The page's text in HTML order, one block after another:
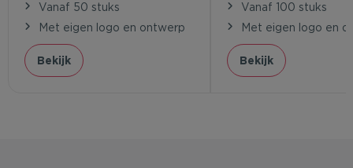
Vanaf 50 stuks
Met eigen logo en ontwerp
Bekijk
Vanaf 100 stuks
Met eigen logo en
Bekijk